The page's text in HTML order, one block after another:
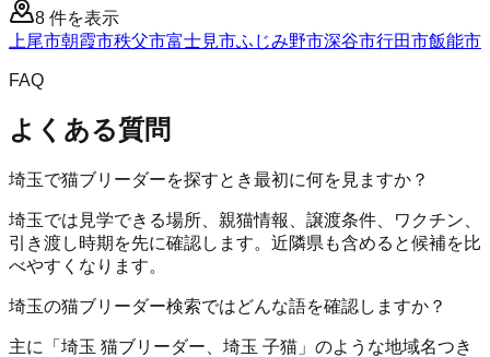
8 件を表示
上尾市朝霞市秩父市富士見市ふじみ野市深谷市行田市飯能市
FAQ
よくある質問
埼玉で猫ブリーダーを探すとき最初に何を見ますか？
埼玉では見学できる場所、親猫情報、譲渡条件、ワクチン、
引き渡し時期を先に確認します。近隣県も含めると候補を比
べやすくなります。
埼玉の猫ブリーダー検索ではどんな語を確認しますか？
主に「埼玉 猫ブリーダー、埼玉 子猫」のような地域名つき